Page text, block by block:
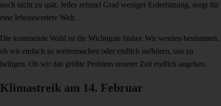
noch nicht zu spät. Jedes zehntel Grad weniger Erderhitzung, sorgt für
eine lebenswertere Welt.
Die kommende Wahl ist die Wichtigste bisher. Wir werden bestimmen,
ob wir einfach so weitermachen oder endlich aufhören, uns zu
belügen. Ob wir das größte Problem unserer Zeit endlich angehen.
Klimastreik am 14. Februar